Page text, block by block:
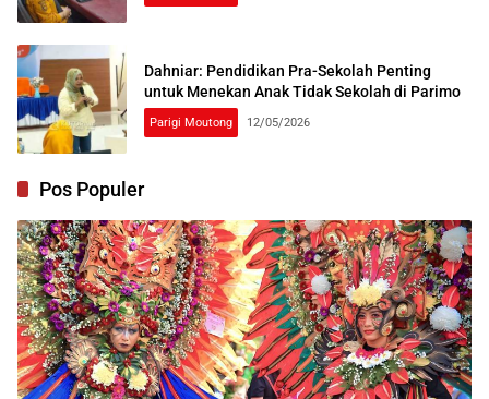
Dahniar: Pendidikan Pra-Sekolah Penting
untuk Menekan Anak Tidak Sekolah di Parimo
Parigi Moutong 12/05/2026
Pos Populer